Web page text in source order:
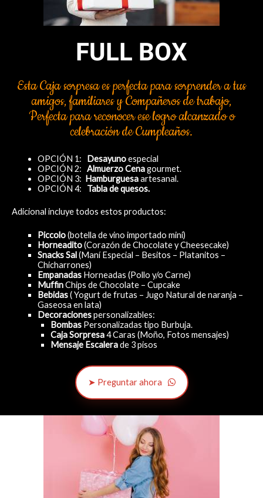
FULL BOX
Esta Caja sorpresa es perfecta para sorprender a tus
amigos, familiares y Compañeros de trabajo,
Perfecta para reconocer ese logro alcanzado o
celebración de Cumpleaños.
OPCIÓN 1: Desayunoespecial
OPCIÓN 2: AlmuerzoCenagourmet.
OPCIÓN 3: Hamburguesaartesanal.
OPCIÓN 4: Tabla de quesos.
Adicional incluye todos estos productos:
Piccolo(botella de vino importado mini)
Horneadito(Corazón de Chocolate y Cheesecake)
Snacks Sal(Maní Especial – Besitos – Platanitos –
Chicharrones)
EmpanadasHorneadas (Pollo y/o Carne)
MuffinChips de Chocolate – Cupcake
Bebidas( Yogurt de frutas – Jugo Natural de naranja –
Gaseosa en lata)
Decoracionespersonalizables:
BombasPersonalizadas tipo Burbuja.
Caja Sorpresa4 Caras (Moño, Fotos mensajes)
Mensaje Escalerade 3 pisos
➤ Preguntar ahora